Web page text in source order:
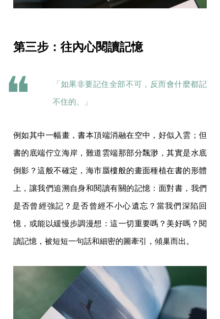
第三步：往內心閱讀記憶
「如果非要記住全部不可，反而會什麼都記
不住的。」
例如其中一幅畫，書本頂端消融在空中，好似入雲；但
書的底端佇立海岸，難道雲端那部分飄渺，其實是水底
倒影？這般不確定，海市蜃樓般的畫面種植在書的形體
上，讓我們追溯自身和閱讀有關的記憶：面對書，我們
是否曾經強記？是否曾經不小心遺忘？當我們深陷回
憶，或能以緩慢步調漫想：這一切重要嗎？美好嗎？閱
讀記憶，被短短一句話和細密的圖牽引，傾巢而出。